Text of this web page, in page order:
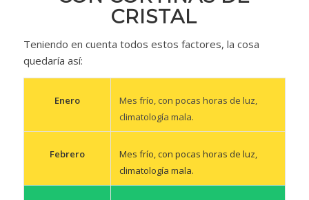
CRISTAL
Teniendo en cuenta todos estos factores, la cosa
quedaría así:
Enero
Mes frío, con pocas horas de luz,
climatología mala.
Febrero
Mes frío, con pocas horas de luz,
climatología mala.